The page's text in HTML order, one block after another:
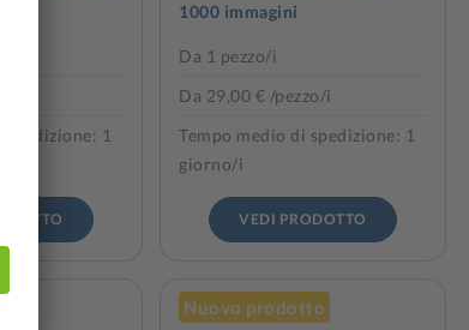
i
spedizione: 1
1000 immagini
Da 1 pezzo/i
Da 29,00 € /pezzo/i
Tempo medio di spedizione: 1
giorno/i
VEDI PRODOTTO
Nuovo prodotto